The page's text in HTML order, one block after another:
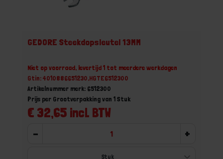
GEDORE Steekdopsleutel 13MM
Niet op voorraad, levertijd 1 tot meerdere werkdagen
Gtin: 4010886651230,HGTE6512300
Artikelnummer merk: 6512300
€ 32,65 incl. BTW
Prijs per Grootverpakking van 1 Stuk
- +